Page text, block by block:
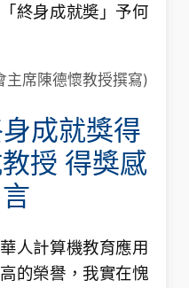
終身成就奬」予何
主席陳德懷教授撰寫)
成就獎得
授 得獎感
言
人計算機教育應用
的榮譽，我實在愧